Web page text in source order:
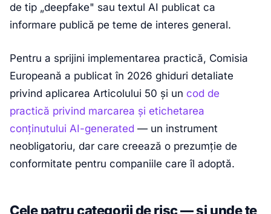
de tip „deepfake" sau textul AI publicat ca
informare publică pe teme de interes general.
Pentru a sprijini implementarea practică, Comisia
Europeană a publicat în 2026 ghiduri detaliate
privind aplicarea Articolului 50 și un cod de
practică privind marcarea și etichetarea
conținutului AI-generated — un instrument
neobligatoriu, dar care creează o prezumție de
conformitate pentru companiile care îl adoptă.
Cele patru categorii de risc — și unde te